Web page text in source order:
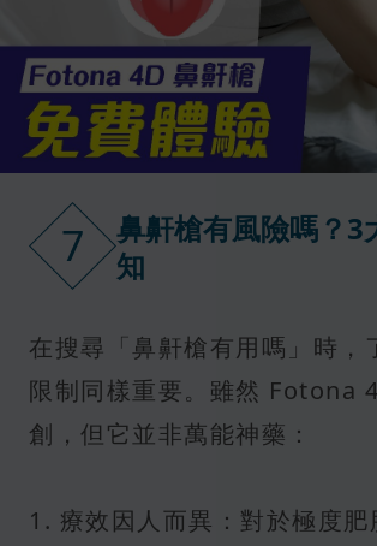
7
鼻鼾槍有風險嗎？3
知
在搜尋「鼻鼾槍有用嗎」時，
限制同樣重要。雖然 Fotona
創，但它並非萬能神藥：
1. 療效因人而異：對於極度